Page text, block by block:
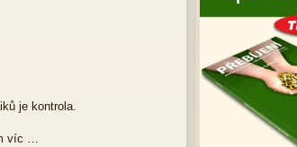
je kontrola.
víc …